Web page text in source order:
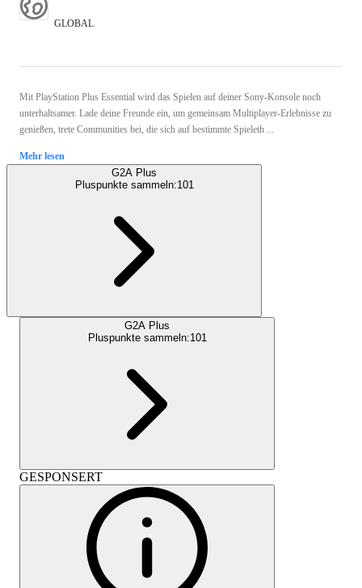
GLOBAL
Mit PlayStation Plus Essential wird das Spielen auf deiner Sony-Konsole noch
unterhaltsamer. Lade deine Freunde ein, um gemeinsam Multiplayer-Erlebnisse zu
genießen, trete Communities bei, die sich auf bestimmte Spieleth ...
Mehr lesen
G2A Plus
Pluspunkte sammeln:101
G2A Plus
Pluspunkte sammeln:101
GESPONSERT